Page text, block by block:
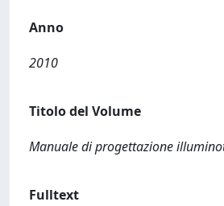
Anno
2010
Titolo del Volume
Manuale di progettazione
Fulltext